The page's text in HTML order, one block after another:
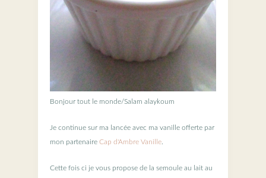
Bonjour tout le monde/Salam alaykoum
Je continue sur ma lancée avec ma vanille offerte par
mon partenaire Cap d'Ambre Vanille
Cette fois ci je vous propose de la semoule au lait au